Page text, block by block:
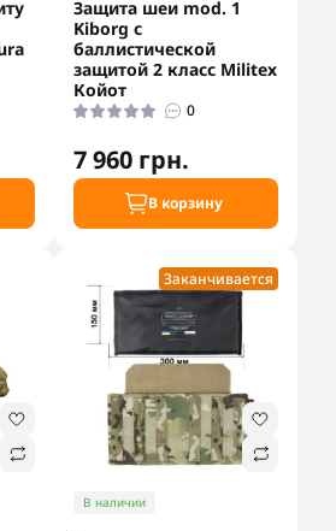
Защита шеи mod. 1
Kiborg с
баллистической
защитой 2 класс Militex
Койот
0
7 960 грн.
В корзину
Заканчивается
В наличии